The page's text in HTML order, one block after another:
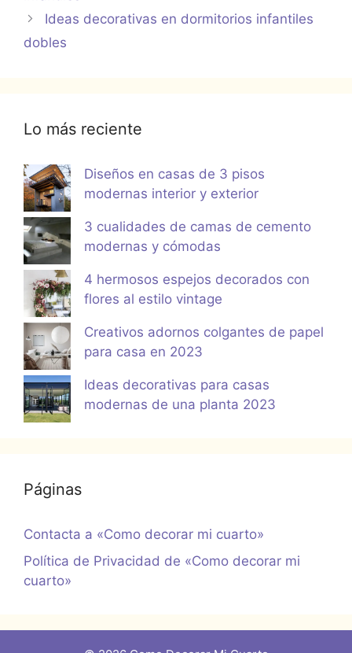
Ideas decorativas en dormitorios infantiles
dobles
Lo más reciente
Diseños en casas de 3 pisos
modernas interior y exterior
3 cualidades de camas de cemento
modernas y cómodas
4 hermosos espejos decorados con
flores al estilo vintage
Creativos adornos colgantes de papel
para casa en 2023
Ideas decorativas para casas
modernas de una planta 2023
Páginas
Contacta a «Como decorar mi cuarto»
Política de Privacidad de «Como decorar mi
cuarto»